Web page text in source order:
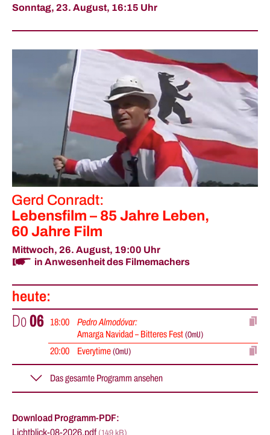
Sonntag, 23. August, 16:15 Uhr
Gerd Conradt:
Lebensfilm – 85 Jahre Leben,
60 Jahre Film
Mittwoch, 26. August, 19:00 Uhr
in Anwesenheit des Filmemachers
heute:
Do06 18:00
Pedro Almodóvar:
Amarga Navidad – Bitteres Fest (OmU)
20:00 Everytime (OmU)
Sa 08 15:30 Berlin – Filme der Stadt
Download Programm-PDF:
Lichtblick-08-2026.pdf